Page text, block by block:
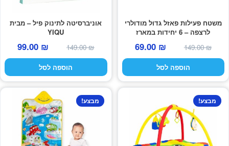
משטח פעילות פאזל גדול מודולרי
לרצפה – 6 יחידות במארז
149.00₪
המחיר
המקורי
היה:
69.00 ₪
המחיר
הנוכחי
הוא:
הוספה לסל
אוניברסיטה לתינוק פיל – מבית
YIQU
149.00₪
המחיר
המקורי
היה:
99.00 ₪
הוא:
הוספה לסל
מבצע! מבצע!